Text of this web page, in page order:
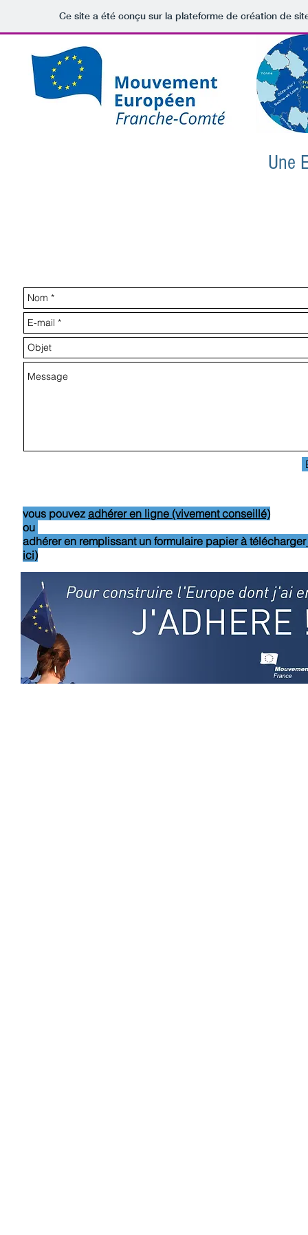
Ce site a été conçu sur la plateforme de création de
Une
vous pouvezadhérer en ligne (vivement conseillé)
ou
adhérer en remplissant un formulaire papier à télécharger
ici)